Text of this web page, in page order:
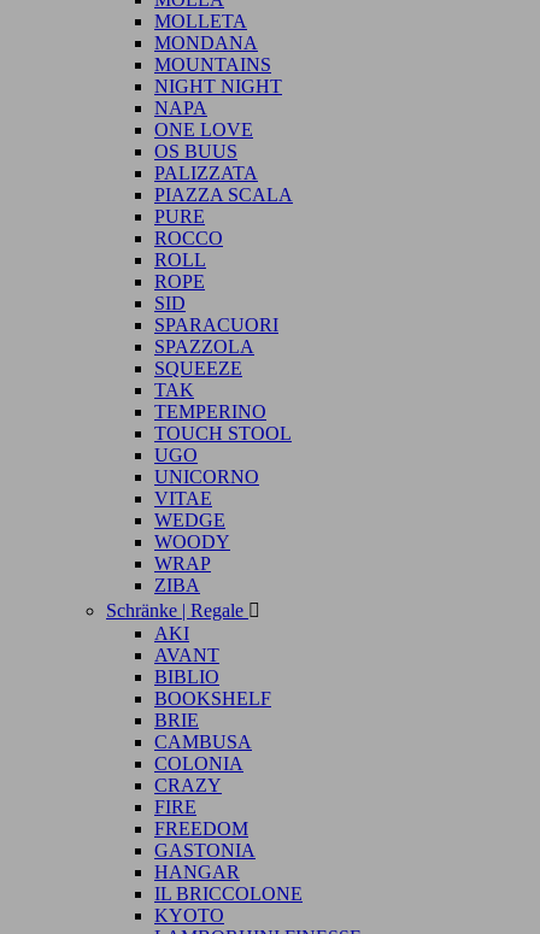
MOLLETA
MONDANA
MOUNTAINS
NIGHT NIGHT
NAPA
ONE LOVE
OS BUUS
PALIZZATA
PIAZZA SCALA
PURE
ROCCO
ROLL
ROPE
SID
SPARACUORI
SPAZZOLA
SQUEEZE
TAK
TEMPERINO
TOUCH STOOL
UGO
UNICORNO
VITAE
WEDGE
WOODY
WRAP
ZIBA
Schränke | Regale 
AKI
AVANT
BIBLIO
BOOKSHELF
BRIE
CAMBUSA
COLONIA
CRAZY
FIRE
FREEDOM
GASTONIA
HANGAR
IL BRICCOLONE
KYOTO